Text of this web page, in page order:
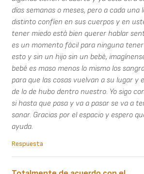
días semanas o meses, pero a cada una
distinto confíen en sus cuerpos y en
tener miedo está bien querer hablar
es un momento fácil para ninguna
esto y sin un hijo sin un bebé,
bebé es maso menos lo mismo los
para que las cosas vuelvan a su lugar y
de lo de hubo dentro nuestro. Yo sigo
si hasta que pasa y va a pasar se va a
sanar. Gracias por el espacio y espero
ayuda.
Respuesta